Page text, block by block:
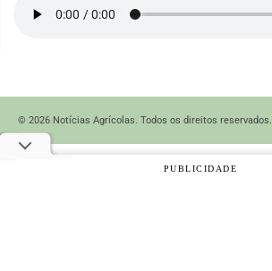
© 2026 Notícias Agrícolas. Todos os direitos reservados.
PUBLICIDADE